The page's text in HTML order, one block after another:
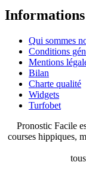
Informations
Qui sommes
Conditions
Mentions
Bilan
Charte qualité
Widgets
Turfobet
Pronostic Facile
courses hippiques,